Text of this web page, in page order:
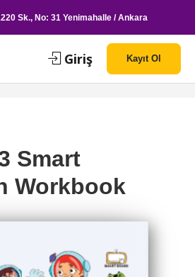
Sk., No: 31 Yenimahalle / Ankara
Giriş Kayıt Ol
Smart
Workbook